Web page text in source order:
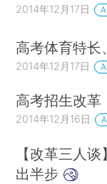
2014年12月17日
高考体育特长
2014年12月17日
高考招生改革
2014年12月16日
【改革三人
出半步